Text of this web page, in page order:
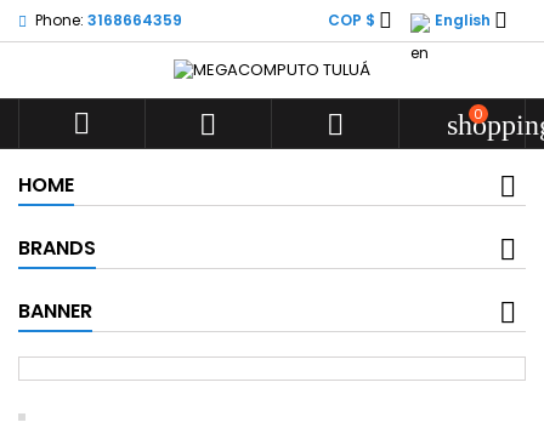
Phone: 3168664359 English 
COP $ 
   0
HOME
BRANDS
BANNER